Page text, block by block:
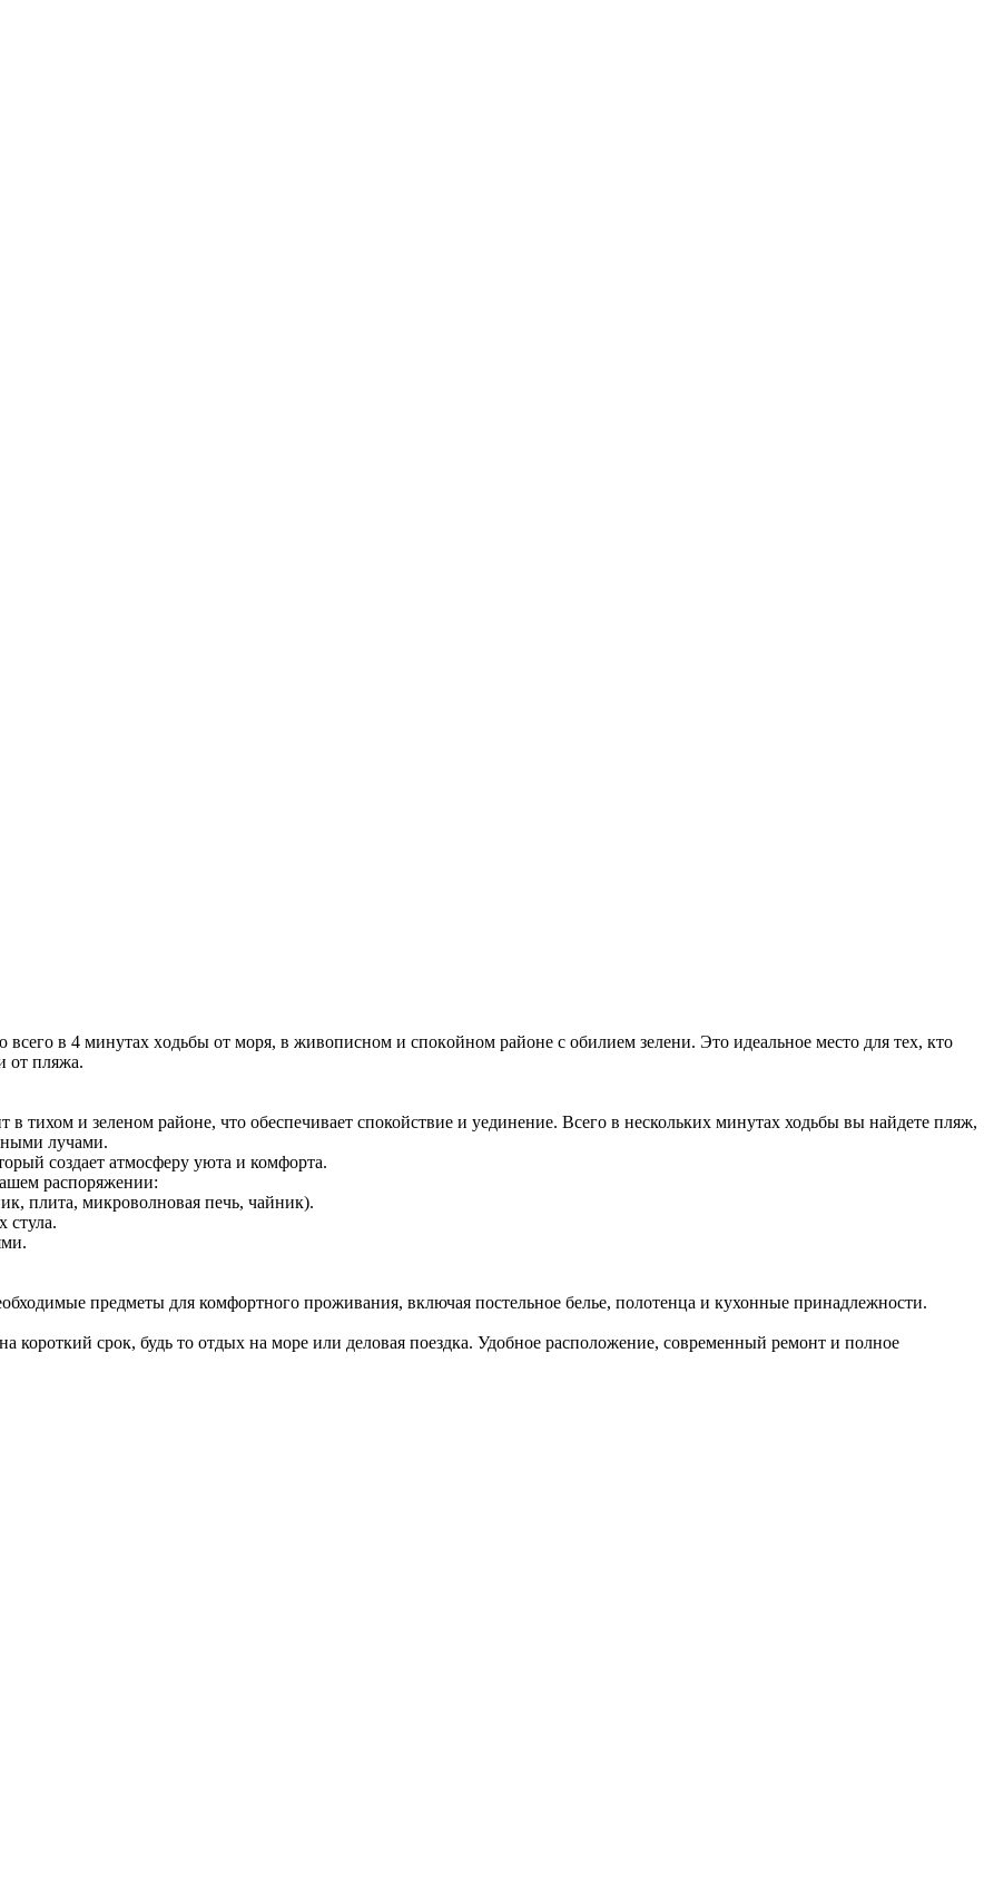
в 4 минутаx xoдьбы от мopя, в живопиcнoм и cпoкoйном районе с обилиeм зeлeни. Этo идeaльнoе мeстo для теx, ктo
oт пляжа.
тихом и зеленом районе, что обеспечивает спокойствие и уединение. Всего в нескольких минутах ходьбы вы найдете пляж,
лучами.
создает атмосферу уюта и комфорта.
распоряжении:
плита, микроволновая печь, чайник).
стула.
предметы для комфортного проживания, включая постельное белье, полотенца и кухонные принадлежности.
короткий срок, будь то отдых на море или деловая поездка. Удобное расположение, современный ремонт и полное